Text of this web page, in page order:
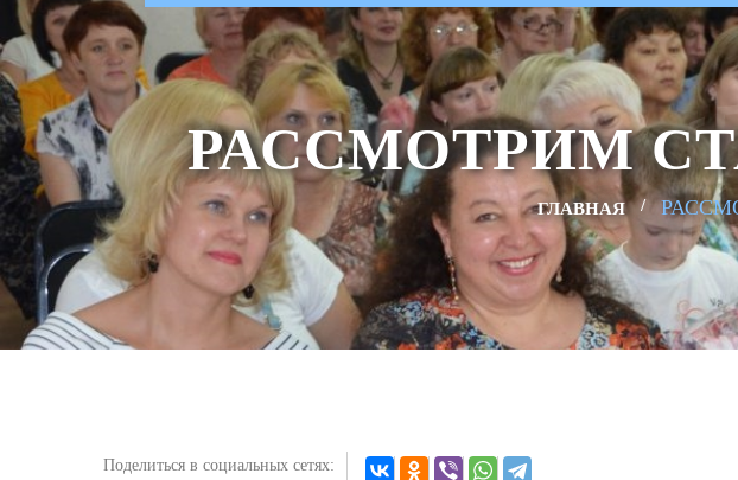
РАССМОТРИМ
ГЛАВНАЯ
Поделиться в социальных сетях: